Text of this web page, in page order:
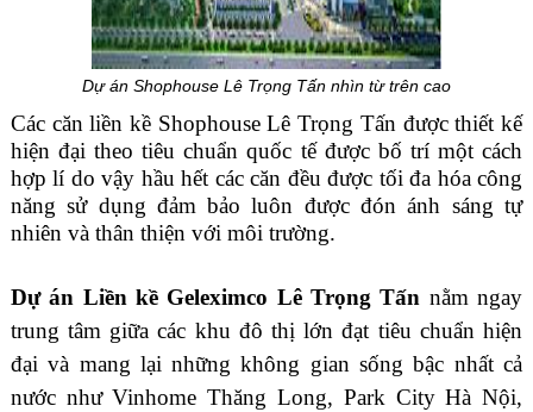
Dự án Shophouse Lê Trọng Tấn nhìn từ trên cao
Các căn liền kề Shophouse Lê Trọng Tấn được thiết kế
hiện đại theo tiêu chuẩn quốc tế được bố trí một cách
hợp lí do vậy hầu hết các căn đều được tối đa hóa công
năng sử dụng đảm bảo luôn được đón ánh sáng tự
nhiên và thân thiện với môi trường.
Dự án Liền kề Geleximco Lê Trọng Tấn nằm ngay
trung tâm giữa các khu đô thị lớn đạt tiêu chuẩn hiện
đại và mang lại những không gian sống bậc nhất cả
nước như Vinhome Thăng Long, Park City Hà Nội,